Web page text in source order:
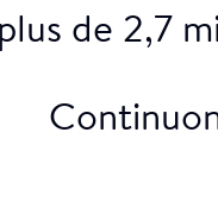
de 2,7